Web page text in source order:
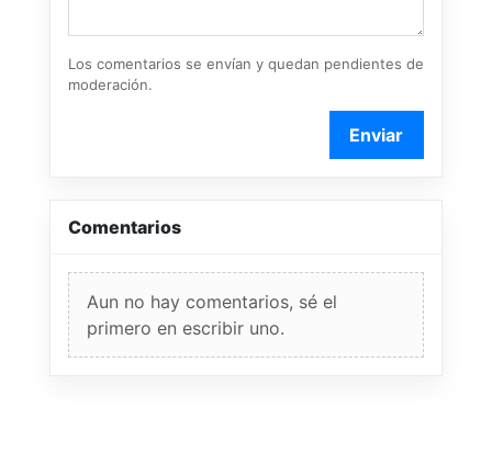
Los comentarios se envían y quedan pendientes de
moderación.
Enviar
Comentarios
Aun no hay comentarios, sé el
primero en escribir uno.